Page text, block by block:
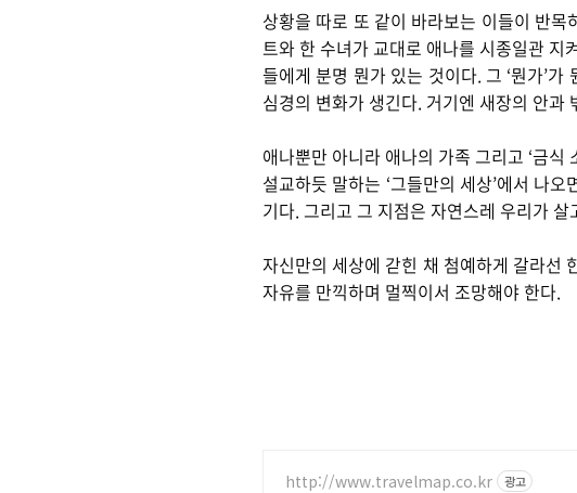
상황을 따로 또 같이 바라보는 이들이 반
트와 한 수녀가 교대로 애나를 시종일관 지
들에게 분명 뭔가 있는 것이다. 그 ‘뭔가’
심경의 변화가 생긴다. 거기엔 새장의 안과
애나뿐만 아니라 애나의 가족 그리고 ‘금
설교하듯 말하는 ‘그들만의 세상’에서 나
기다. 그리고 그 지점은 자연스레 우리가
자신만의 세상에 갇힌 채 첨예하게 갈라선
자유를 만끽하며 멀찍이서 조망해야 한다.
http://www.travelmap.co.kr 광고